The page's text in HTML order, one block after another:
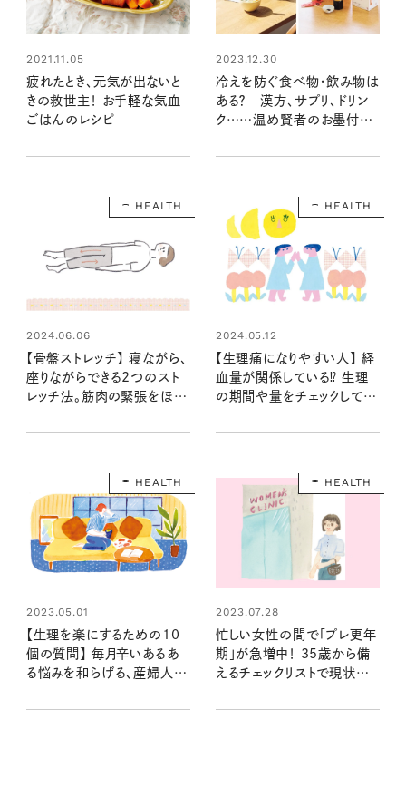
2021.11.05
疲れたとき、元気が出ないと
きの救世主！ お手軽な気血
ごはんのレシピ
2023.12.30
冷えを防ぐ食べ物・飲み物は
ある？ 漢方、サプリ、ドリン
ク……温め賢者のお墨付き
HEALTH
2024.06.06
【骨盤ストレッチ】 寝ながら、
座りながらできる2つのスト
レッチ法。筋肉の緊張をほぐ
う！
HEALTH
2024.05.12
【生理痛になりやすい人】 経
血量が関係している⁉ 生理
の期間や量をチェックして自
HEALTH
2023.05.01
【生理を楽にするための10
個の質問】 毎月辛いあるあ
る悩みを和らげる、産婦人科
HEALTH
2023.07.28
忙しい女性の間で「プレ更年
期」が急増中！ 35歳から備
えるチェックリストで現状を